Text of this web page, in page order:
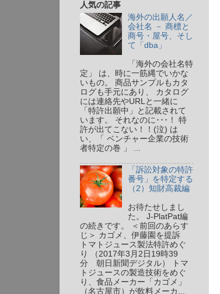
人気の記事
海外の出願人名／
会社名 － 商標と
商号・屋号、そし
て「dba」
「海外の会社名特
定」 は、時に一筋縄でいかな
いもの。 商品サンプルもカタ
ログも手元にあり、 カタログ
には連絡先やURLと一緒に
「特許出願中」と記載されて
います。 それなのに･･･！ 特
許が出てこない！！(泣) は
い、「 ベンチャー企業の技術
者特定の巻 」 ...
「訴訟対象の特許
番号」を特定する
（2）知財高裁編
お待たせしまし
た。 J-PlatPat編
の続きです。 ＜前回のあらす
じ＞ カゴメ、伊藤園を提訴
トマトジュース製法特許めぐ
り （2017年3月2日19時39
分 朝日新聞デジタル） トマ
トジュースの製造技術をめぐ
り、食品メーカー「カゴメ」
（名古屋市）が飲料メーカ...